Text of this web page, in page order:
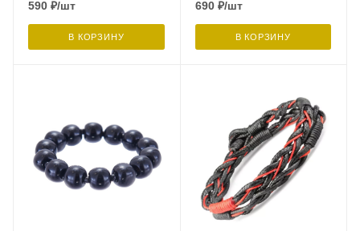
590 ₽/шт
В КОРЗИНУ
690₽/шт
В КОРЗИНУ